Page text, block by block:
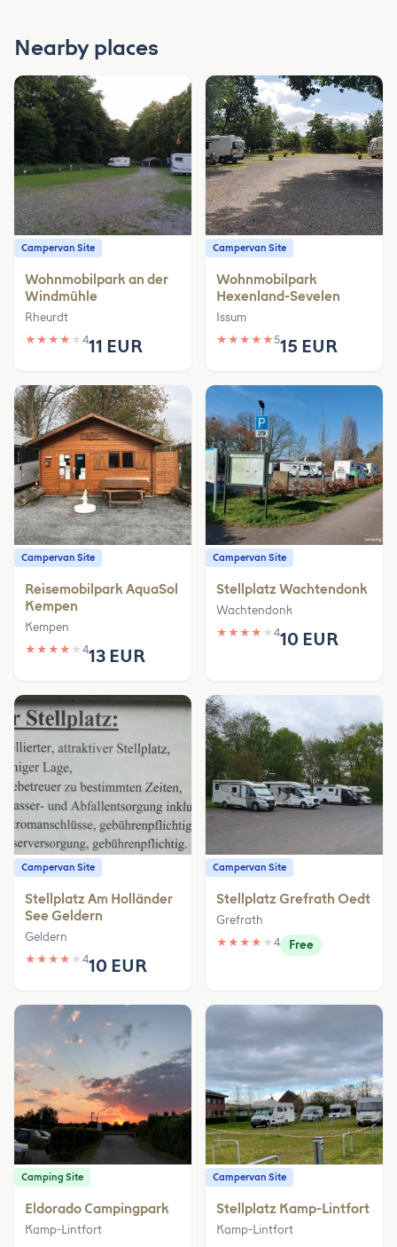
Nearby places
Campervan Site
Wohnmobilpark an der
Windmühle
Rheurdt
★ ★ ★ ★ ★ 411 EUR
Campervan Site
Wohnmobilpark
Hexenland-Sevelen
Issum
★ ★ ★ ★ ★515 EUR
Campervan Site
Reisemobilpark AquaSol
Kempen
Kempen
★ ★ ★ ★ ★ 413 EUR
Campervan Site
Stellplatz Wachtendonk
Wachtendonk
★ ★ ★ ★ ★ 410 EUR
Campervan Site
Stellplatz Am Holländer
See Geldern
Geldern
★ ★ ★ ★ ★ 410 EUR
Campervan Site
Stellplatz Grefrath Oedt
Grefrath
★ ★ ★ ★ ★ 4 Free
Camping Site
Eldorado Campingpark
Kamp-Lintfort
Campervan Site
Stellplatz Kamp-Lintfort
Kamp-Lintfort